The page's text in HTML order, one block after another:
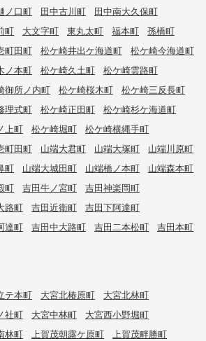
ノ口町 田中古川町
田中南大久保町
町 大文字町 東丸太町 福本町
孫橋町
町田町 松ケ崎井出ケ海道町
松ケ崎今海道町
ノ本町 松ケ崎久土町
松ケ崎雲路町
御所ノ内町 松ケ崎桜木町
松ケ崎三反長町
理式町 松ケ崎正田町
松ケ崎杉ケ海道町
上町 松ケ崎堀町
松ケ崎横縄手町
町田町 山端大君町 山端大塚町
山端川原町
町 山端大城田町 山端橋ノ本町
山端森本町
町 吉田牛ノ宮町
吉田神楽岡町
路町 吉田近衛町
吉田下阿達町
達町 吉田中大路町 吉田二本松町
吉田本町
テ本町 大宮北椿原町
大宮北林町
社町 大宮中林町
大宮西小野堀町
林町 上賀茂朝露ケ原町
上賀茂畔勝町